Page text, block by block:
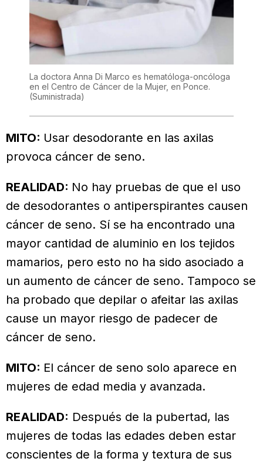
La doctora Anna Di Marco es hematóloga-oncóloga
en el Centro de Cáncer de la Mujer, en Ponce.
(Suministrada)
MITO: Usar desodorante en las axilas
provoca cáncer de seno.
REALIDAD: No hay pruebas de que el uso
de desodorantes o antiperspirantes causen
cáncer de seno. Sí se ha encontrado una
mayor cantidad de aluminio en los tejidos
mamarios, pero esto no ha sido asociado a
un aumento de cáncer de seno. Tampoco se
ha probado que depilar o afeitar las axilas
cause un mayor riesgo de padecer de
cáncer de seno.
MITO: El cáncer de seno solo aparece en
mujeres de edad media y avanzada.
REALIDAD: Después de la pubertad, las
mujeres de todas las edades deben estar
conscientes de la forma y textura de sus